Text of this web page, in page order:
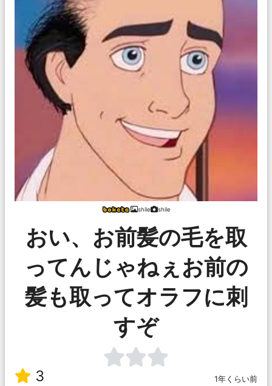
shile shile
おい、お前髪の毛を取
ってんじゃねぇお前の
髪も取ってオラフに刺
すぞ
3 1年くらい前